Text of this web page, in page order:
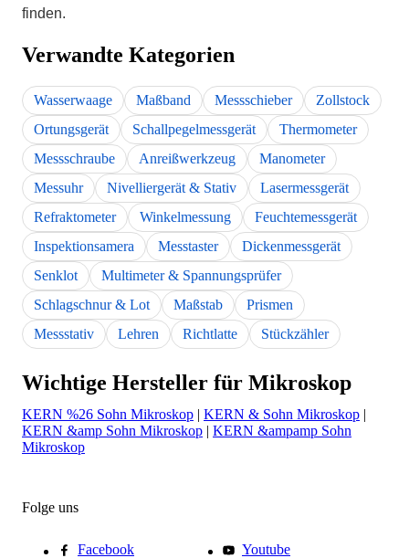
finden.
Verwandte Kategorien
Wasserwaage Maßband Messschieber
Zollstock
Ortungsgerät
Schallpegelmessgerät
Thermometer
Messschraube
Anreißwerkzeug
Manometer
Messuhr
Nivelliergerät & Stativ
Lasermessgerät
Refraktometer
Winkelmessung
Feuchtemessgerät
Inspektionsamera
Messtaster
Dickenmessgerät
Senklot
Multimeter & Spannungsprüfer
Schlagschnur & Lot
Maßstab
Prismen
Messstativ
Lehren Richtlatte Stückzähler
Wichtige Hersteller für Mikroskop
KERN %26 Sohn Mikroskop | KERN & Sohn Mikroskop |
KERN &amp Sohn Mikroskop | KERN &ampamp Sohn
Mikroskop
Folge uns
Facebook Youtube